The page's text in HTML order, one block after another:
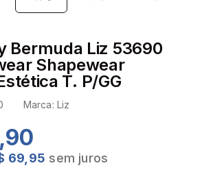
Bermuda Liz 53690
Shapewear
T. P/GG
Marca: Liz
69,95 sem juros